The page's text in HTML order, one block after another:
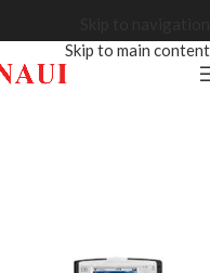
Skip to main content